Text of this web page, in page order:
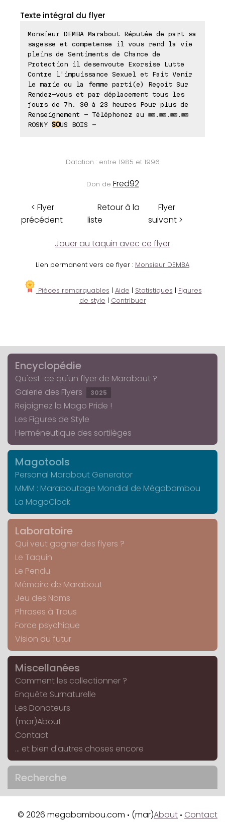
Texte intégral du flyer
Monsieur DEMBA Marabout Réputée de part sa
sagesse et competense il vous rend la vie
pleins de Sentiments de Chance de
Protection il desenvoute Exorsise Lutte
Contre l'impuissance Sexuel et Fait Venir
le marie ou la femme parti(e) Reçoit Sur
Rendez-vous et par déplacement tous les
jours de 7h. 30 à 23 heures Pour plus de
Renseignement - Téléphonez au ⊠⊠.⊠⊠.⊠⊠.⊠⊠
ROSNY SOUS BOIS -
Datation : entre 1985 et 1996
Don de Fred92
< Flyer
précédent
Retour à la
liste
Flyer
suivant >
Jouer au taquin avec ce flyer
Lien permanent vers ce flyer : Monsieur DEMBA
Pièces remarquables | Aide | Statistiques | Figures
de style | Contribuer
Encyclopédie
Qu'est-ce qu'un flyer de Marabout ?
Galerie des Flyers
3025
Rejoignez la Mago Pride !
Les Figures de Style
Herméneutique des sortilèges
Magotools
Personal Marabout Generator
MMM : Maraboutage Mondial de Mégabambou
La MagoClock
Laboratoire
Qui veut gagner des flyers ?
Le Taquin
Le Pendu
Mémoire de Marabout
Jeu des Noms
Phrases à Trous
Force psychique
Vision du futur
Miscellanées
Comment les collectionner ?
Enquête Surnaturelle
Les Donateurs
(mar)About
Contact
... et bien d'autres choses encore
Recherche
© 2026 megabambou.com • (mar)About • Contact